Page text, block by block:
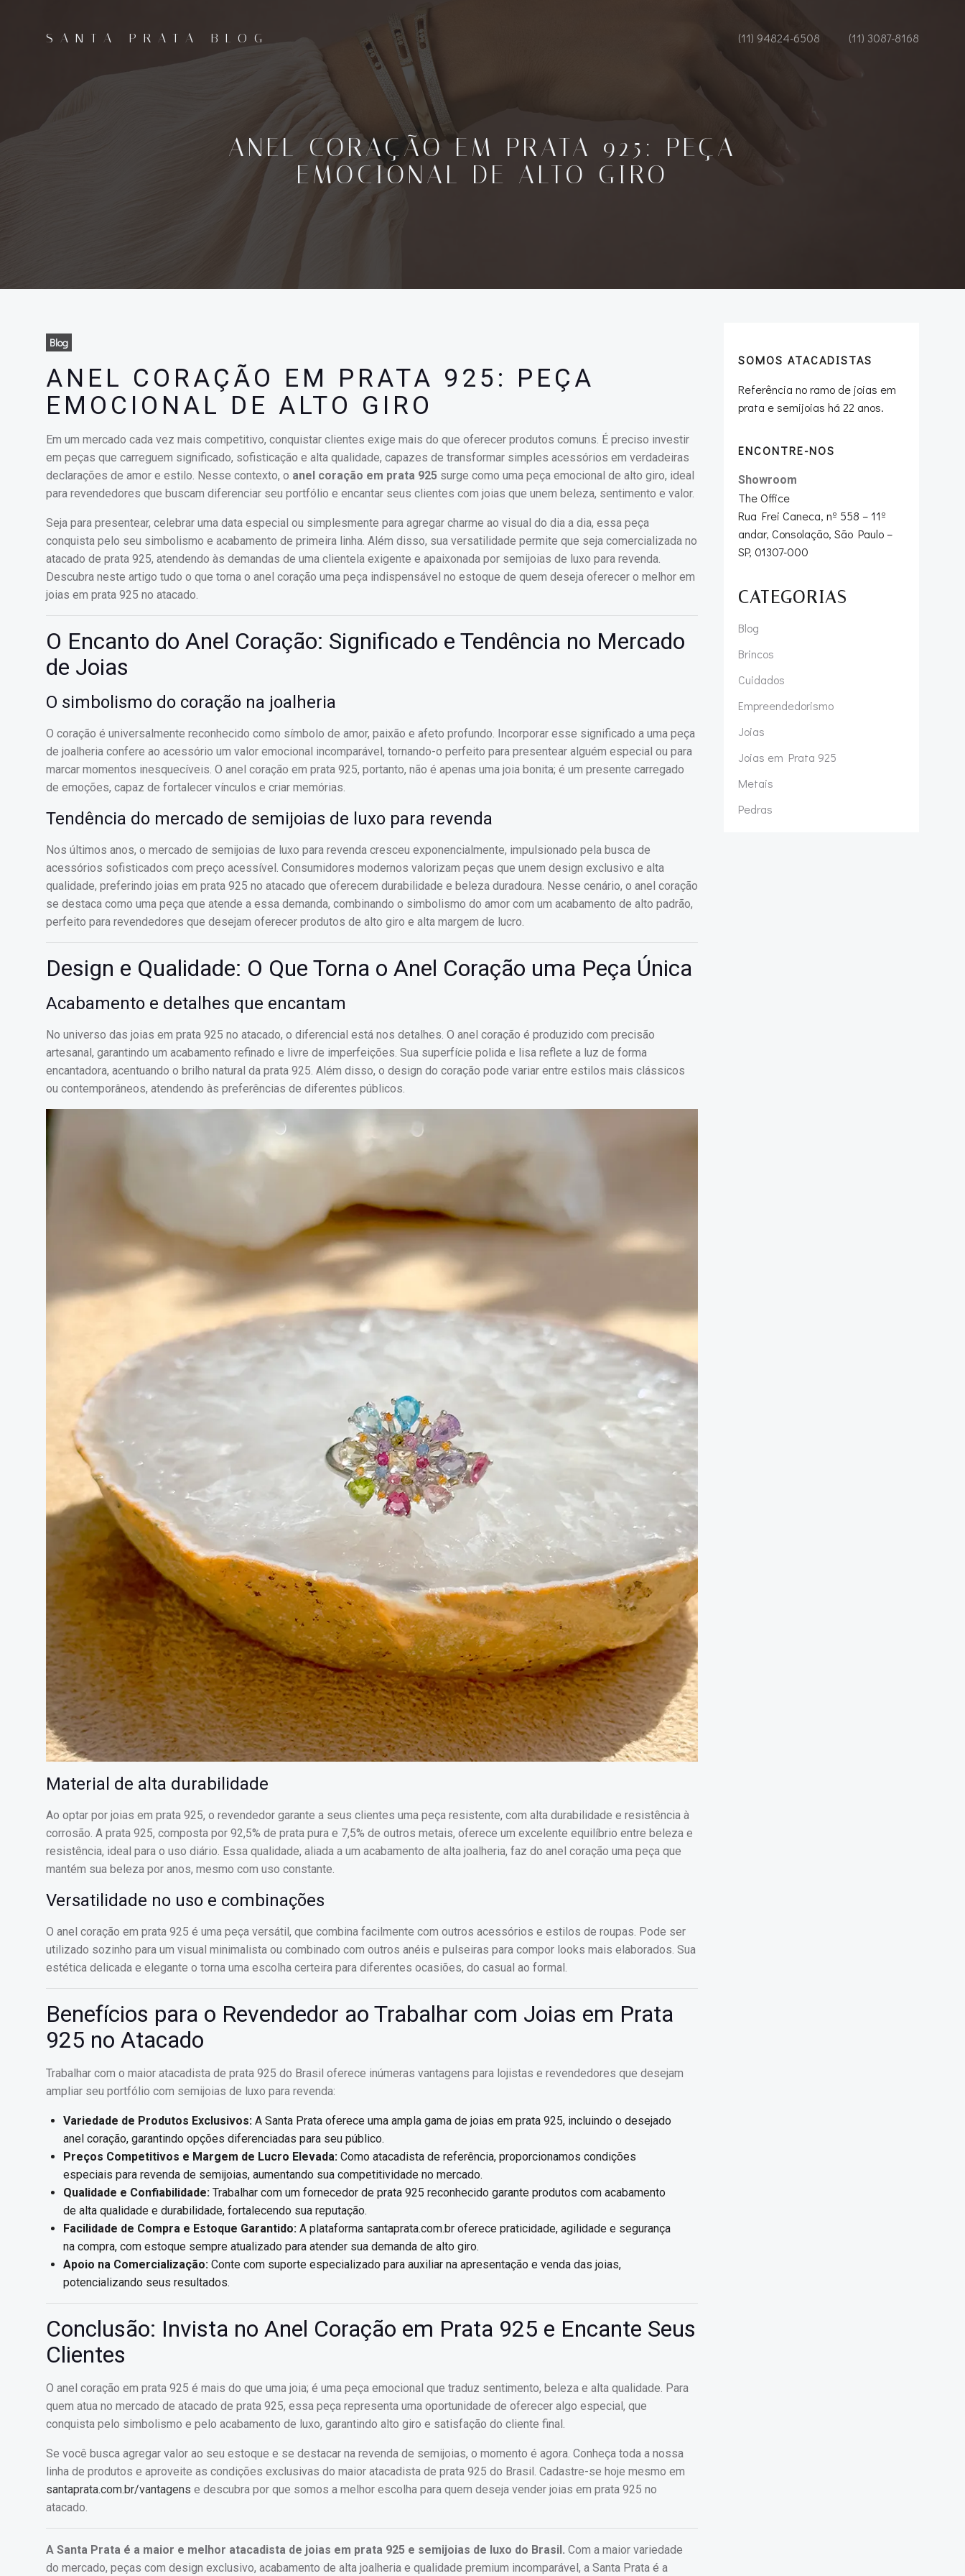
SANTA PRATA BLOG (11) 94824-6508 (11) 3087-8168
ANEL CORAÇÃO EM PRATA 925: PEÇA
EMOCIONAL DE ALTO GIRO
Blog
ANEL CORAÇÃO EM PRATA 925: PEÇA
EMOCIONAL DE ALTO GIRO
Em um mercado cada vez mais competitivo, conquistar clientes exige mais do que oferecer produtos comuns. É preciso investir
em peças que carreguem significado, sofisticação e alta qualidade, capazes de transformar simples acessórios em verdadeiras
declarações de amor e estilo. Nesse contexto, o anel coração em prata 925 surge como uma peça emocional de alto giro, ideal
para revendedores que buscam diferenciar seu portfólio e encantar seus clientes com joias que unem beleza, sentimento e valor.
Seja para presentear, celebrar uma data especial ou simplesmente para agregar charme ao visual do dia a dia, essa peça
conquista pelo seu simbolismo e acabamento de primeira linha. Além disso, sua versatilidade permite que seja comercializada no
atacado de prata 925, atendendo às demandas de uma clientela exigente e apaixonada por semijoias de luxo para revenda.
Descubra neste artigo tudo o que torna o anel coração uma peça indispensável no estoque de quem deseja oferecer o melhor em
joias em prata 925 no atacado.
O Encanto do Anel Coração: Significado e Tendência no Mercado
de Joias
O simbolismo do coração na joalheria
O coração é universalmente reconhecido como símbolo de amor, paixão e afeto profundo. Incorporar esse significado a uma peça
de joalheria confere ao acessório um valor emocional incomparável, tornando-o perfeito para presentear alguém especial ou para
marcar momentos inesquecíveis. O anel coração em prata 925, portanto, não é apenas uma joia bonita; é um presente carregado
de emoções, capaz de fortalecer vínculos e criar memórias.
Tendência do mercado de semijoias de luxo para revenda
Nos últimos anos, o mercado de semijoias de luxo para revenda cresceu exponencialmente, impulsionado pela busca de
acessórios sofisticados com preço acessível. Consumidores modernos valorizam peças que unem design exclusivo e alta
qualidade, preferindo joias em prata 925 no atacado que oferecem durabilidade e beleza duradoura. Nesse cenário, o anel coração
se destaca como uma peça que atende a essa demanda, combinando o simbolismo do amor com um acabamento de alto padrão,
perfeito para revendedores que desejam oferecer produtos de alto giro e alta margem de lucro.
Design e Qualidade: O Que Torna o Anel Coração uma Peça Única
Acabamento e detalhes que encantam
No universo das joias em prata 925 no atacado, o diferencial está nos detalhes. O anel coração é produzido com precisão
artesanal, garantindo um acabamento refinado e livre de imperfeições. Sua superfície polida e lisa reflete a luz de forma
encantadora, acentuando o brilho natural da prata 925. Além disso, o design do coração pode variar entre estilos mais clássicos
ou contemporâneos, atendendo às preferências de diferentes públicos.
Material de alta durabilidade
Ao optar por joias em prata 925, o revendedor garante a seus clientes uma peça resistente, com alta durabilidade e resistência à
corrosão. A prata 925, composta por 92,5% de prata pura e 7,5% de outros metais, oferece um excelente equilíbrio entre beleza e
resistência, ideal para o uso diário. Essa qualidade, aliada a um acabamento de alta joalheria, faz do anel coração uma peça que
mantém sua beleza por anos, mesmo com uso constante.
Versatilidade no uso e combinações
O anel coração em prata 925 é uma peça versátil, que combina facilmente com outros acessórios e estilos de roupas. Pode ser
utilizado sozinho para um visual minimalista ou combinado com outros anéis e pulseiras para compor looks mais elaborados. Sua
estética delicada e elegante o torna uma escolha certeira para diferentes ocasiões, do casual ao formal.
Benefícios para o Revendedor ao Trabalhar com Joias em Prata
925 no Atacado
Trabalhar com o maior atacadista de prata 925 do Brasil oferece inúmeras vantagens para lojistas e revendedores que desejam
ampliar seu portfólio com semijoias de luxo para revenda:
Variedade de Produtos Exclusivos: A Santa Prata oferece uma ampla gama de joias em prata 925, incluindo o desejado
anel coração, garantindo opções diferenciadas para seu público.
Preços Competitivos e Margem de Lucro Elevada: Como atacadista de referência, proporcionamos condições
especiais para revenda de semijoias, aumentando sua competitividade no mercado.
Qualidade e Confiabilidade: Trabalhar com um fornecedor de prata 925 reconhecido garante produtos com acabamento
de alta qualidade e durabilidade, fortalecendo sua reputação.
Facilidade de Compra e Estoque Garantido: A plataforma santaprata.com.br oferece praticidade, agilidade e segurança
na compra, com estoque sempre atualizado para atender sua demanda de alto giro.
Apoio na Comercialização: Conte com suporte especializado para auxiliar na apresentação e venda das joias,
potencializando seus resultados.
Conclusão: Invista no Anel Coração em Prata 925 e Encante Seus
Clientes
O anel coração em prata 925 é mais do que uma joia; é uma peça emocional que traduz sentimento, beleza e alta qualidade. Para
quem atua no mercado de atacado de prata 925, essa peça representa uma oportunidade de oferecer algo especial, que
conquista pelo simbolismo e pelo acabamento de luxo, garantindo alto giro e satisfação do cliente final.
Se você busca agregar valor ao seu estoque e se destacar na revenda de semijoias, o momento é agora. Conheça toda a nossa
linha de produtos e aproveite as condições exclusivas do maior atacadista de prata 925 do Brasil. Cadastre-se hoje mesmo em
santaprata.com.br/vantagens e descubra por que somos a melhor escolha para quem deseja vender joias em prata 925 no
atacado.
A Santa Prata é a maior e melhor atacadista de joias em prata 925 e semijoias de luxo do Brasil. Com a maior variedade
do mercado, peças com design exclusivo, acabamento de alta joalheria e qualidade premium incomparável, a Santa Prata é a
SOMOS ATACADISTAS
Referência no ramo de joias em
prata e semijoias há 22 anos.
ENCONTRE-NOS
Showroom
The Office
Rua Frei Caneca, nº 558 – 11º
andar, Consolação, São Paulo –
SP, 01307-000
CATEGORIAS
Blog
Brincos
Cuidados
Empreendedorismo
Joias
Joias em Prata 925
Metais
Pedras